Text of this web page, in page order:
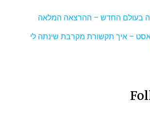
בעולם החדש – ההרצאה המלאה
– איך תקשורת מקרבת שינתה לי